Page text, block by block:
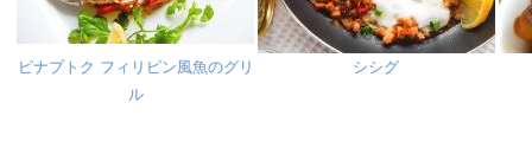
ピナプトク フィリピン風魚のグリ
ル
シシグ